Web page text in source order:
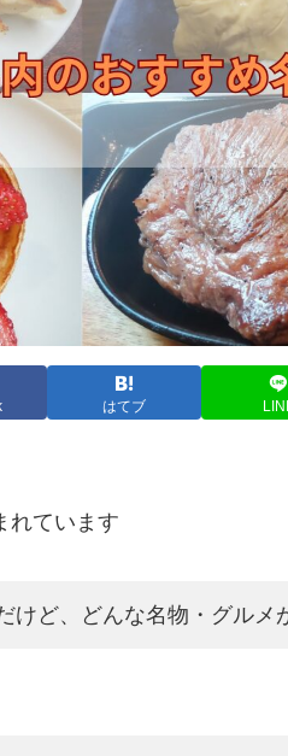
はてブ
れています
けど、どんな名物・グルメ